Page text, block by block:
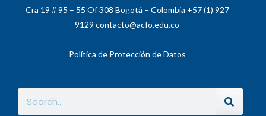
Cra 19 # 95 – 55 Of 308 Bogotá – Colombia +57 (1) 927
9129 contacto@acfo.edu.co
Política de Protección de Datos